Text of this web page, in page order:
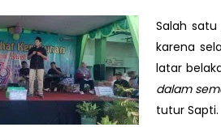
Salah
karena
latar
dalam
tutur Sapti.